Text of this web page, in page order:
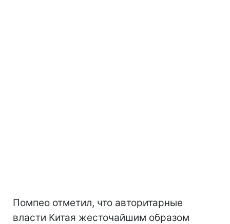
Помпео отметил, что авторитарные
власти Китая жесточайшим образом